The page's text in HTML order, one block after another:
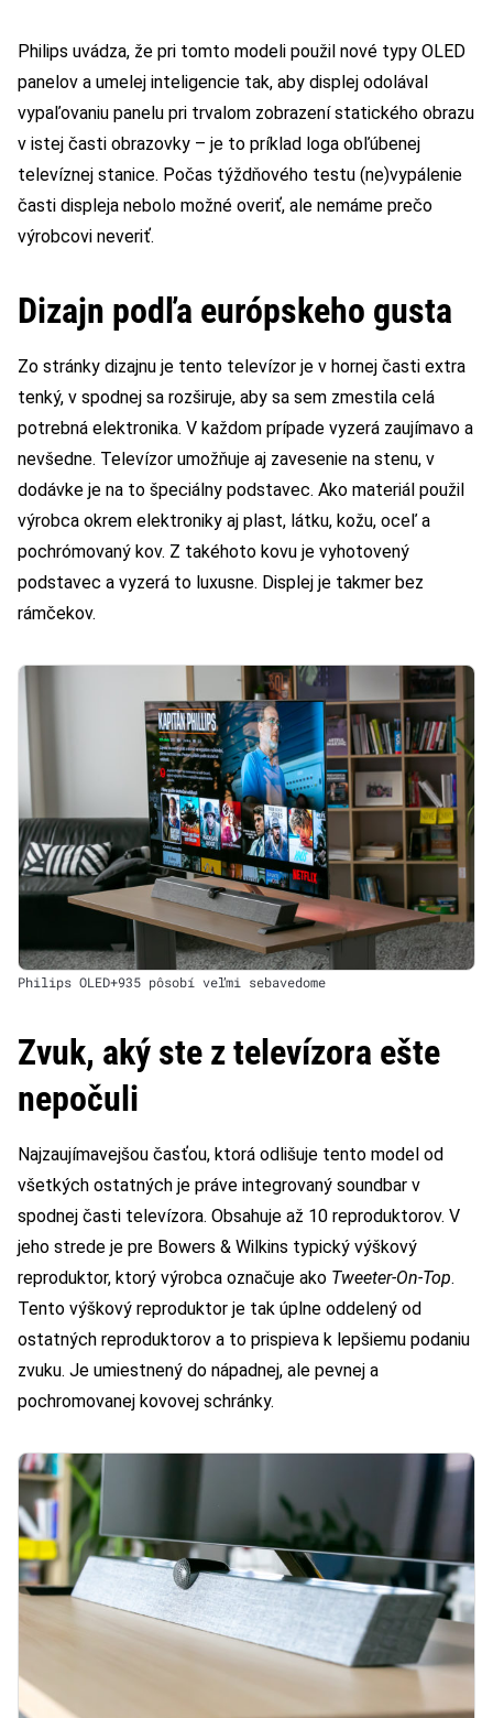
Philips uvádza, že pri tomto modeli použil nové typy OLED
panelov a umelej inteligencie tak, aby displej odolával
vypaľovaniu panelu pri trvalom zobrazení statického obrazu
v istej časti obrazovky – je to príklad loga obľúbenej
televíznej stanice. Počas týždňového testu (ne)vypálenie
časti displeja nebolo možné overiť, ale nemáme prečo
výrobcovi neveriť.
Dizajn podľa európskeho gusta
Zo stránky dizajnu je tento televízor je v hornej časti extra
tenký, v spodnej sa rozširuje, aby sa sem zmestila celá
potrebná elektronika. V každom prípade vyzerá zaujímavo a
nevšedne. Televízor umožňuje aj zavesenie na stenu, v
dodávke je na to špeciálny podstavec. Ako materiál použil
výrobca okrem elektroniky aj plast, látku, kožu, oceľ a
pochrómovaný kov. Z takéhoto kovu je vyhotovený
podstavec a vyzerá to luxusne. Displej je takmer bez
rámčekov.
Philips OLED+935 pôsobí veľmi sebavedome
Zvuk, aký ste z televízora ešte
nepočuli
Najzaujímavejšou časťou, ktorá odlišuje tento model od
všetkých ostatných je práve integrovaný soundbar v
spodnej časti televízora. Obsahuje až 10 reproduktorov. V
jeho strede je pre Bowers & Wilkins typický výškový
reproduktor, ktorý výrobca označuje ako Tweeter-On-Top.
Tento výškový reproduktor je tak úplne oddelený od
ostatných reproduktorov a to prispieva k lepšiemu podaniu
zvuku. Je umiestnený do nápadnej, ale pevnej a
pochromovanej kovovej schránky.